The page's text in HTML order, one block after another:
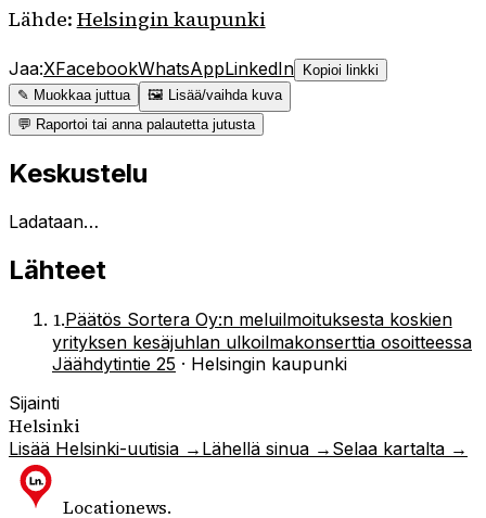
Lähde: Helsingin kaupunki
Jaa:XFacebookWhatsAppLinkedIn
Kopioi linkki
✎ Muokkaa juttua
🖼 Lisää/vaihda kuva
💬 Raportoi tai anna palautetta jutusta
Keskustelu
Ladataan…
Lähteet
1.Päätös Sortera Oy:n meluilmoituksesta koskien
yrityksen kesäjuhlan ulkoilmakonserttia osoitteessa
Jäähdytintie 25 · Helsingin kaupunki
Sijainti
Helsinki
Lisää Helsinki-uutisia → Lähellä sinua → Selaa kartalta →
Locationews.